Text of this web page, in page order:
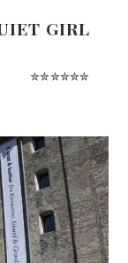
GIRL
✮✮✮✮✮✮